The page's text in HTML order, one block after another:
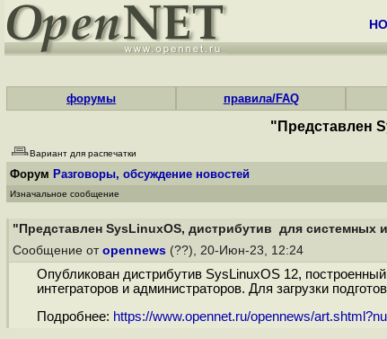
форумы правила/FAQ
"Представлен
Вариант для распечатки
Форум Разговоры, обсуждение новостей
Изначальное сообщение
"Представлен SysLinuxOS, дистрибутив для системных
Сообщение от opennews (??), 20-Июн-23, 12:24
Опубликован дистрибутив SysLinuxOS 12,
интеграторов и администраторов. Для загрузки
Подробнее: https://www.opennet.ru/opennews/